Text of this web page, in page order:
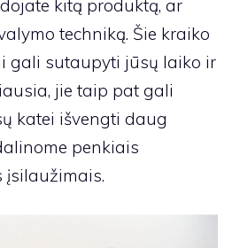
kitą produktą, ar
techniką. Šie kraiko
gali sutaupyti jūsų laiko ir
jie taip pat gali
katei išvengti daug
penkiais
įsilaužimais.